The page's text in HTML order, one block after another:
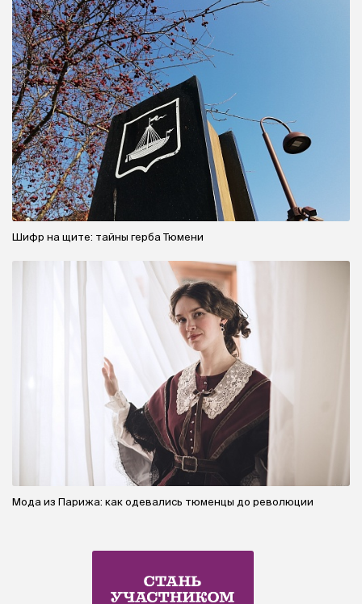
Шифр на щите: тайны герба Тюмени
Мода из Парижа: как одевались тюменцы до революции